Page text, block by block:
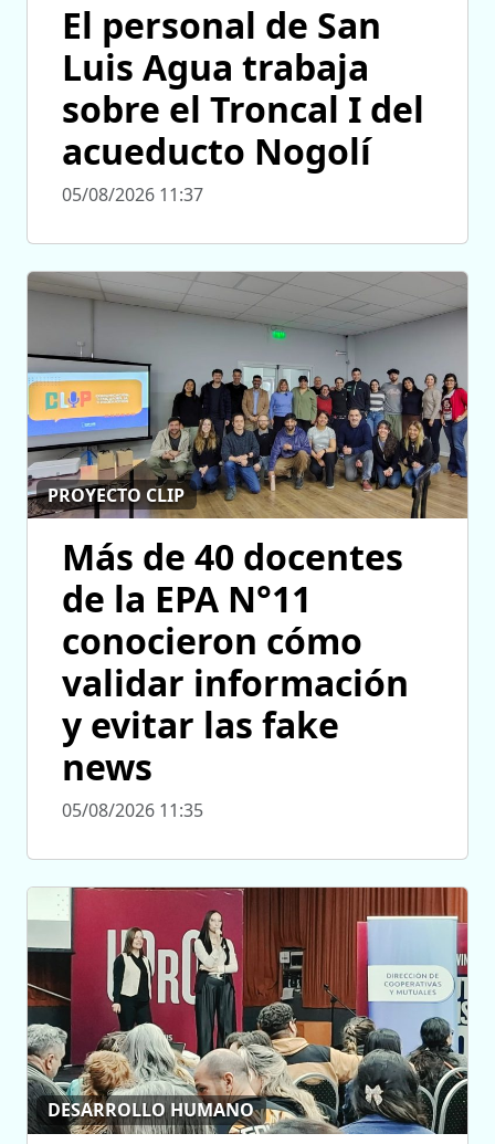
El personal de San
Luis Agua trabaja
sobre el Troncal I del
acueducto Nogolí
05/08/2026 11:37
PROYECTO CLIP
Más de 40 docentes
de la EPA N°11
conocieron cómo
validar información
y evitar las fake
news
05/08/2026 11:35
DESARROLLO HUMANO